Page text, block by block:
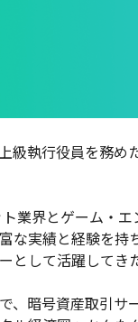
級執行役員を務
業界とゲーム・
な実績と経験を
として活躍してき
、暗号資産取引